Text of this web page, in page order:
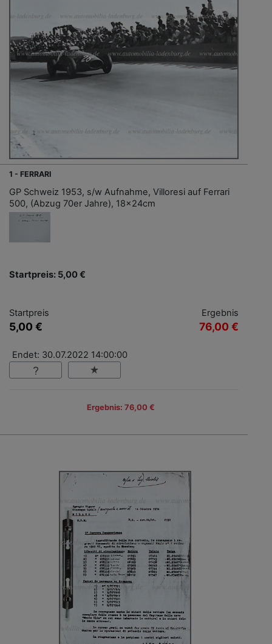
1 - FERRARI
GP Schweiz 1953, s/w Aufnahme, Villoresi auf Ferrari
500, (Abzug 70er Jahre), 18x24cm
Startpreis: 5,00 €
Startpreis
5,00 €
Ergebnis
76,00 €
Endet: 30.07.2022 14:00:00
Ergebnis: 76,00 €